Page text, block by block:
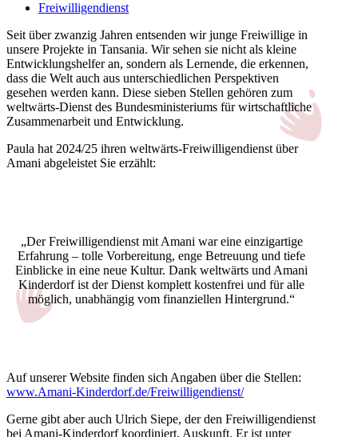
Freiwilligendienst
Seit über zwanzig Jahren entsenden wir junge Freiwillige in
unsere Projekte in Tansania. Wir sehen sie nicht als kleine
Entwicklungshelfer an, sondern als Lernende, die erkennen,
dass die Welt auch aus unterschiedlichen Perspektiven
gesehen werden kann. Diese sieben Stellen gehören zum
weltwärts-Dienst des Bundesministeriums für wirtschaftliche
Zusammenarbeit und Entwicklung.
Paula hat 2024/25 ihren weltwärts-Freiwilligendienst über
Amani abgeleistet Sie erzählt:
„Der Freiwilligendienst mit Amani war eine einzigartige
Erfahrung – tolle Vorbereitung, enge Betreuung und tiefe
Einblicke in eine neue Kultur. Dank weltwärts und Amani
Kinderdorf ist der Dienst komplett kostenfrei und für alle
möglich, unabhängig vom finanziellen Hintergrund.“
Auf unserer Website finden sich Angaben über die Stellen:
www.Amani-Kinderdorf.de/Freiwilligendienst/
Gerne gibt aber auch Ulrich Siepe, der den Freiwilligendienst
bei Amani-Kinderdorf koordiniert, Auskunft. Er ist unter